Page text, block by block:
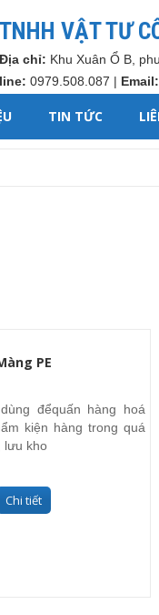
VẬT TƯ
Địa chỉ: Khu Xuân Ổ B,
0979.508.087 | Email:
TIN TỨC
PE
đểquấn hàng hoá
kiện hàng trong quá
lưu kho
Chi tiết